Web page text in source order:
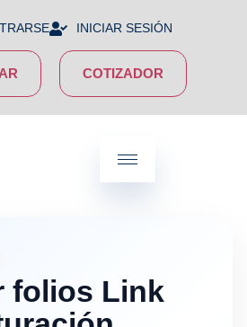
INICIAR SESIÓN
COTIZADOR
folios Link